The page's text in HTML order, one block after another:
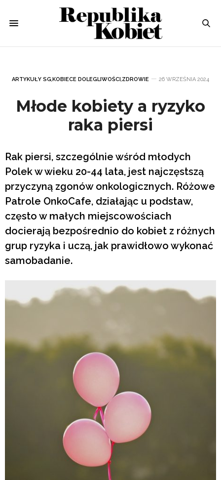
ARTYKUŁY SG,KOBIECE DOLEGLIWOŚCI,ZDROWIE 26 WRZEŚNIA 2024
Młode kobiety a ryzyko
raka piersi
Rak piersi, szczególnie wśród młodych
Polek w wieku 20-44 lata, jest najczęstszą
przyczyną zgonów onkologicznych. Różowe
Patrole OnkoCafe, działając u podstaw,
często w małych miejscowościach
docierają bezpośrednio do kobiet z różnych
grup ryzyka i uczą, jak prawidłowo wykonać
samobadanie.